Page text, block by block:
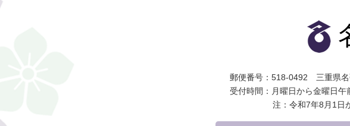
郵便番号：518-0492 三重県名
受付時間：月曜日から金曜日午
注：令和7年8月1日